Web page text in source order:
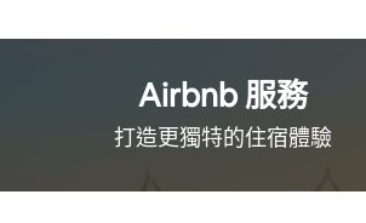
Airbnb 服務
打造更獨特的住⁠宿⁠體⁠驗